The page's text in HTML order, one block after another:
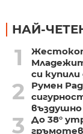
НАЙ-
1
си
2
Румен
3
До 38°